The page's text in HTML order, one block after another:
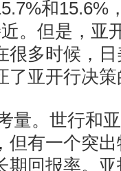
和15.6%
。但是，亚
很多时候，
了亚开行决
量。世行和
但有一个突
期回报率。